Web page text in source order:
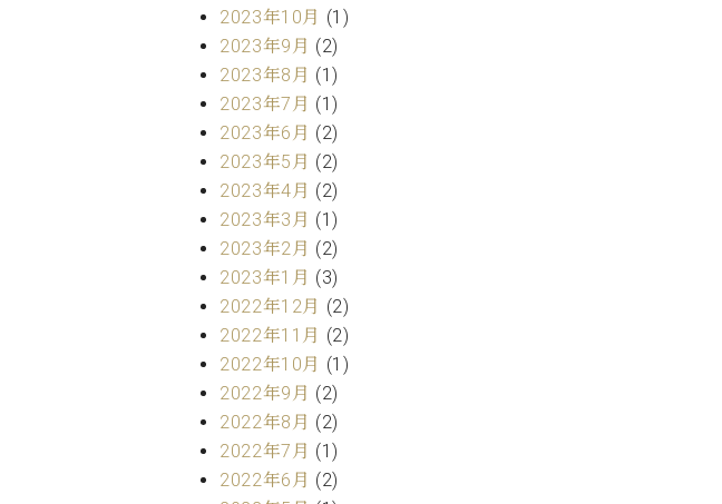
2023年10月 (1)
2023年9月 (2)
2023年8月 (1)
2023年7月 (1)
2023年6月 (2)
2023年5月 (2)
2023年4月 (2)
2023年3月 (1)
2023年2月 (2)
2023年1月 (3)
2022年12月 (2)
2022年11月 (2)
2022年10月 (1)
2022年9月 (2)
2022年8月 (2)
2022年7月 (1)
2022年6月 (2)